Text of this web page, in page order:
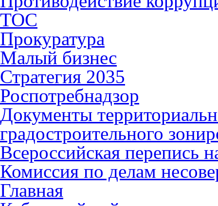
ТОС
Прокуратура
Малый бизнес
Стратегия 2035
Роспотребнадзор
Документы
градостроительного
Всероссийская перепись
Комиссия по делам
Главная